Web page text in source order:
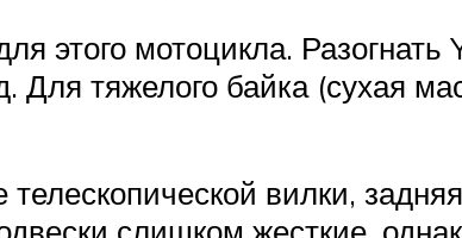
этого мотоцикла.
тяжелого байка (сухая
вилки,